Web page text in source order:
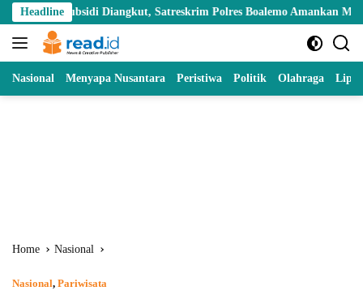
Skip
to
content
Headline
Diangkut, Satreskrim Polres Boalemo Amankan Mobil Pick Up di
Nasional Menyapa Nusantara Peristiwa Politik Olahraga
Home Nasional
Nasional, Pariwisata